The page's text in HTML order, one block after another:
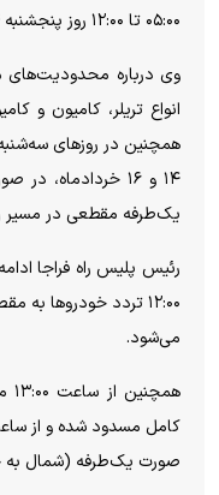
۰۵:۰۰ تا ۱۲:۰۰ روز پنجشنبه ۱۴ خردادماه ممنوع است.
وی درباره محدودیت‌های
انواع تریلر، کامیون و
۱۴ و ۱۶
یک‌طرفه مقطعی در مسیر
۱۲:۰۰ تردد خودرو‌ها
می‌شود.
صورت یک‌طرفه (شمال به